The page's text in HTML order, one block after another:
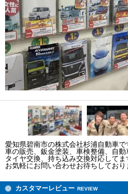
愛知県碧南市の株式会社杉浦自動車で
車の販売、鈑金塗装、車検整備、自動
タイヤ交換、持ち込み交換対応してま
お気軽にお問い合わせお待ちしており
カスタマーレビュー REVIEW